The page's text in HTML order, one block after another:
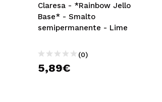
Claresa - *Rainbow Jello
Base* - Smalto
semipermanente - Lime
(0)
5,89€